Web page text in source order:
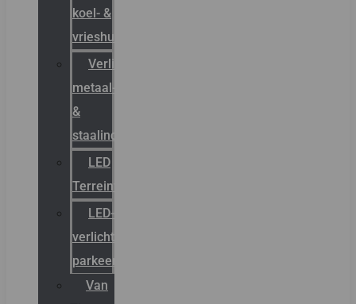
koel- &
vrieshuizen
Verlichting
metaal-
&
staalindustrie
LED
Terreinverlichting
LED-
verlichting
parkeergarage
Van